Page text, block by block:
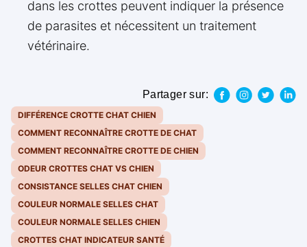
dans les crottes peuvent indiquer la présence
de parasites et nécessitent un traitement
vétérinaire.
Partager sur:
DIFFÉRENCE CROTTE CHAT CHIEN
COMMENT RECONNAÎTRE CROTTE DE CHAT
COMMENT RECONNAÎTRE CROTTE DE CHIEN
ODEUR CROTTES CHAT VS CHIEN
CONSISTANCE SELLES CHAT CHIEN
COULEUR NORMALE SELLES CHAT
COULEUR NORMALE SELLES CHIEN
CROTTES CHAT INDICATEUR SANTÉ